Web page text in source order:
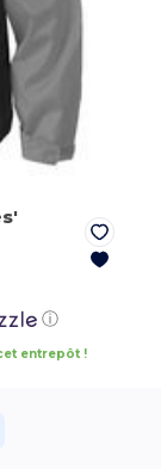
ⓘ
entrepôt !